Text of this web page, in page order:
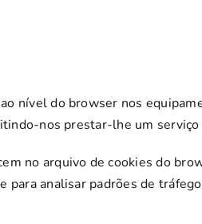
nível do browser nos
nos prestar-lhe um
no arquivo de cookies do
analisar padrões de